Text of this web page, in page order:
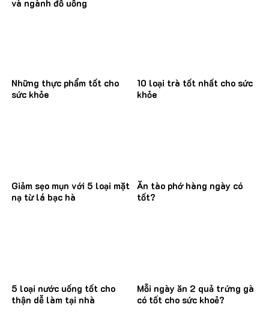
và ngành đồ uống
Những thực phẩm tốt cho
sức khỏe
10 loại trà tốt nhất cho sức
khỏe
Giảm sẹo mụn với 5 loại mặt
nạ từ lá bạc hà
Ăn tào phớ hàng ngày có
tốt?
5 loại nước uống tốt cho
thận dễ làm tại nhà
Mỗi ngày ăn 2 quả trứng gà
có tốt cho sức khoẻ?